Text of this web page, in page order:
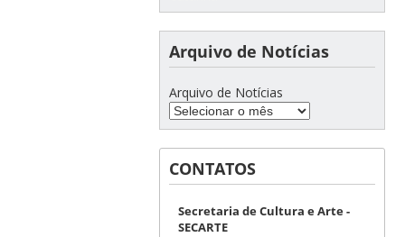
Arquivo de Notícias
Arquivo de Notícias
CONTATOS
Secretaria de Cultura e Arte -
SECARTE